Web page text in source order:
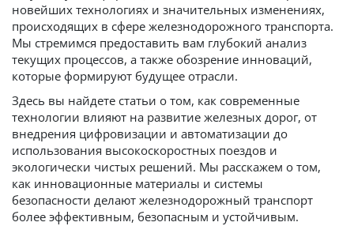
новейших технологиях и значительных изменениях,
происходящих в сфере железнодорожного транспорта.
Мы стремимся предоставить вам глубокий анализ
текущих процессов, а также обозрение инноваций,
которые формируют будущее отрасли.
Здесь вы найдете статьи о том, как современные
технологии влияют на развитие железных дорог, от
внедрения цифровизации и автоматизации до
использования высокоскоростных поездов и
экологически чистых решений. Мы расскажем о том,
как инновационные материалы и системы
безопасности делают железнодорожный транспорт
более эффективным, безопасным и устойчивым.